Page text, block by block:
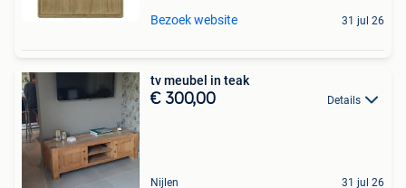
Bezoek website 31 jul 26
tv meubel in teak
€ 300,00 Details
Nijlen 31 jul 26